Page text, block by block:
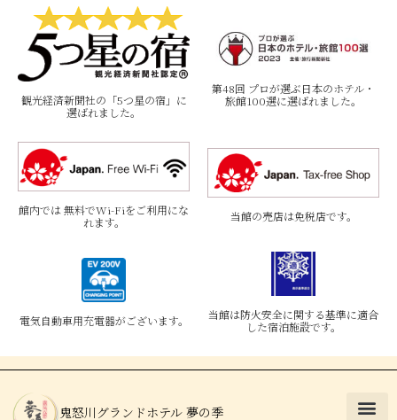
観光経済新聞社の「5つ星の宿」に
選ばれました。
第48回 プロが選ぶ日本のホテル・
旅館100選に選ばれました。
館内では 無料でWi-Fiをご利用にな
れます。
当館の売店は免税店です。
電気自動車用充電器がございます。
当館は防火安全に関する基準に適合
した宿泊施設です。
鬼怒川グランドホテル 夢の季